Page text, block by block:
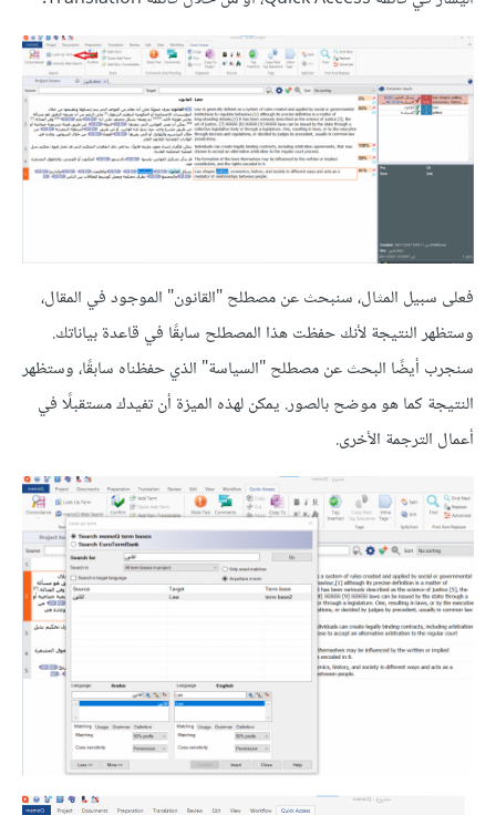
فعلى سبيل المثال، سنبحث عن مصطلح "القانون" الموجود في المقال،
وستظهر النتيجة لأنك حفظت هذا المصطلح سابقًا في قاعدة بياناتك.
سنجرب أيضًا البحث عن مصطلح "السياسة" الذي حفظناه سابقًا، وستظهر
النتيجة كما هو موضح بالصور. يمكن لهذه الميزة أن تفيدك مستقبلًا في
أعمال الترجمة الأخرى.